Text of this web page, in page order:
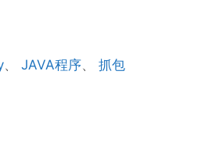
、JAVA程序、抓包